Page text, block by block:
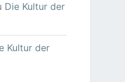
Die Kultur der
Kultur der